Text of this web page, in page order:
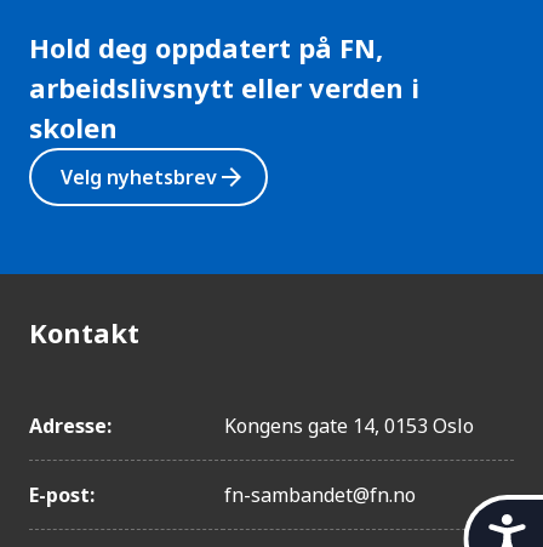
t
Hold deg oppdatert på FN,
arbeidslivsnytt eller verden i
skolen
Velg nyhetsbrevarrow_forward
Kontakt
Adresse: Kongens gate 14, 0153 Oslo
E-post: fn-sambandet@fn.no